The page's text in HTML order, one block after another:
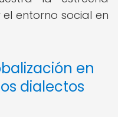
entorno social en
en
dialectos